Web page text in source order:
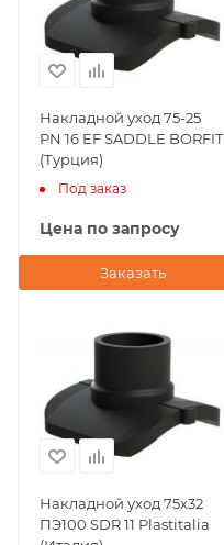
Накладной уход 75-25
PN 16 EF SADDLE BORFIT
(Турция)
Под заказ
Цена по запросу
Заказать
Накладной уход 75х32
ПЭ100 SDR 11 Plastitalia